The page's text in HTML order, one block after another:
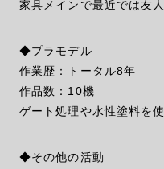
家具メインで最近では友
◆プラモデル
作業歴：トータル8年
作品数：10機
ゲート処理や水性塗料を
◆その他の活動